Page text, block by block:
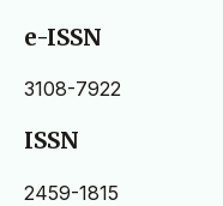
e-ISSN
3108-7922
ISSN
2459-1815